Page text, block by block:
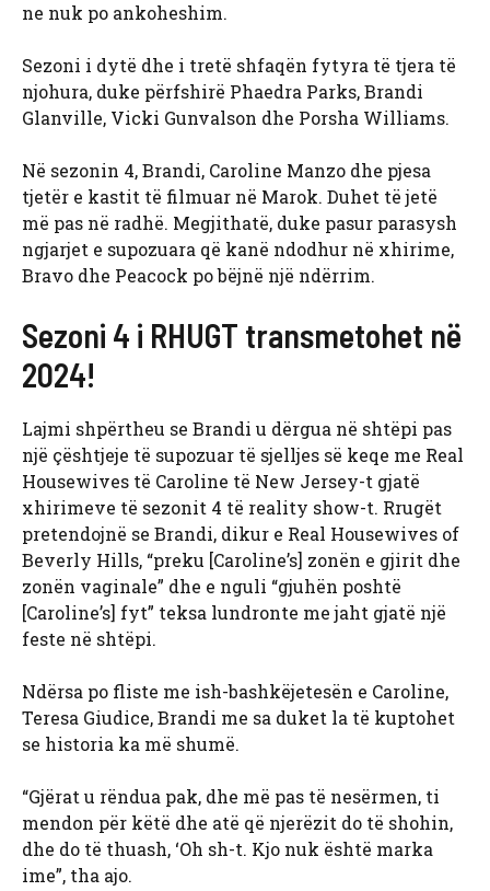
ne nuk po ankoheshim.
Sezoni i dytë dhe i tretë shfaqën fytyra të tjera të
njohura, duke përfshirë Phaedra Parks, Brandi
Glanville, Vicki Gunvalson dhe Porsha Williams.
Në sezonin 4, Brandi, Caroline Manzo dhe pjesa
tjetër e kastit të filmuar në Marok. Duhet të jetë
më pas në radhë. Megjithatë, duke pasur parasysh
ngjarjet e supozuara që kanë ndodhur në xhirime,
Bravo dhe Peacock po bëjnë një ndërrim.
Sezoni 4 i RHUGT transmetohet në
2024!
Lajmi shpërtheu se Brandi u dërgua në shtëpi pas
një çështjeje të supozuar të sjelljes së keqe me Real
Housewives të Caroline të New Jersey-t gjatë
xhirimeve të sezonit 4 të reality show-t. Rrugët
pretendojnë se Brandi, dikur e Real Housewives of
Beverly Hills, “preku [Caroline’s] zonën e gjirit dhe
zonën vaginale” dhe e nguli “gjuhën poshtë
[Caroline’s] fyt” teksa lundronte me jaht gjatë një
feste në shtëpi.
Ndërsa po fliste me ish-bashkëjetesën e Caroline,
Teresa Giudice, Brandi me sa duket la të kuptohet
se historia ka më shumë.
“Gjërat u rëndua pak, dhe më pas të nesërmen, ti
mendon për këtë dhe atë që njerëzit do të shohin,
dhe do të thuash, ‘Oh sh-t. Kjo nuk është marka
ime”, tha ajo.